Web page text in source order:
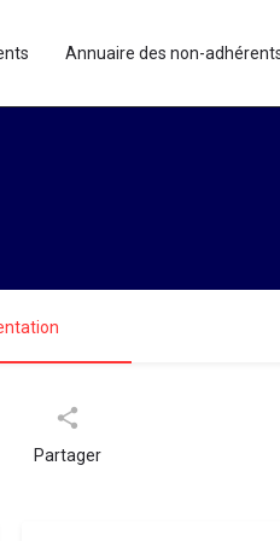
Annuaire des non-
Partager